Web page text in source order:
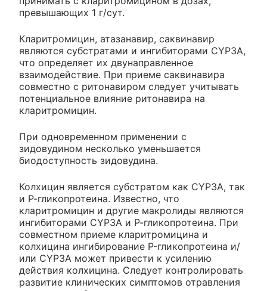
превышающих 1 г/сут.
Кларитромицин, атазанавир, саквинавир
являются субстратами и ингибиторами CYP3A,
что определяет их двунаправленное
взаимодействие. При приеме саквинавира
совместно с ритонавиром следует учитывать
потенциальное влияние ритонавира на
кларитромицин.
При одновременном применении с
зидовудином несколько уменьшается
биодоступность зидовудина.
Колхицин является субстратом как CYP3A, так
и Р-гликопротеина. Известно, что
кларитромицин и другие макролиды являются
ингибиторами CYP3A и Р-гликопротеина. При
совместном приеме кларитромицина и
колхицина ингибирование P-гликопротеина и/
или CYP3A может привести к усилению
действия колхицина. Следует контролировать
развитие клинических симптомов отравления